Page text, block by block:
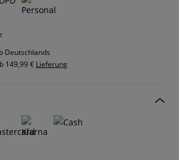
Deutschlands
149,99 € Lieferung